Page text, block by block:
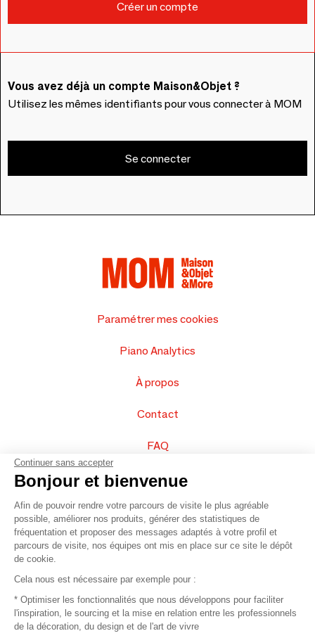
Vous avez déjà un compte Maison&Objet ?
Utilisez les mêmes identifiants pour vous connecter à MOM
Se connecter
Paramétrer mes cookies
Piano Analytics
À propos
Contact
FAQ
Vendez vos produits
Plan du site
© 2016 –Organisation SAFI
Recrutement
Continuer sans accepter
Bonjour et bienvenue
Afin de pouvoir rendre votre parcours de visite le plus agréable
possible, améliorer nos produits, générer des statistiques de
fréquentation et proposer des messages adaptés à votre profil et
parcours de visite, nos équipes ont mis en place sur ce site le dépôt
de cookie.
Cela nous est nécessaire par exemple pour :
* Optimiser les fonctionnalités que nous développons pour faciliter
l'inspiration, le sourcing et la mise en relation entre les professionnels
de la décoration, du design et de l'art de vivre